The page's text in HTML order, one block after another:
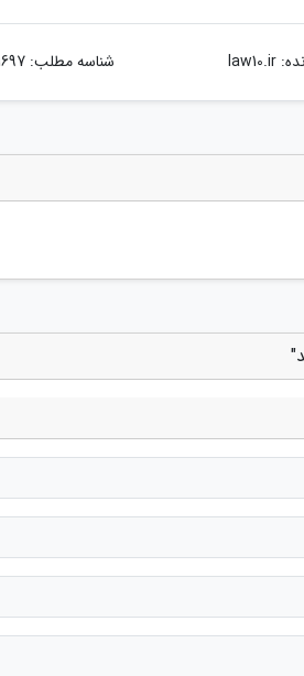
law10.ir شناسه مطلب: 1697